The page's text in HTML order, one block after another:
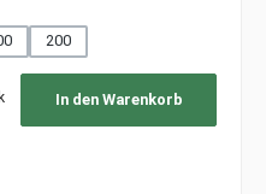
200
In den Warenkorb